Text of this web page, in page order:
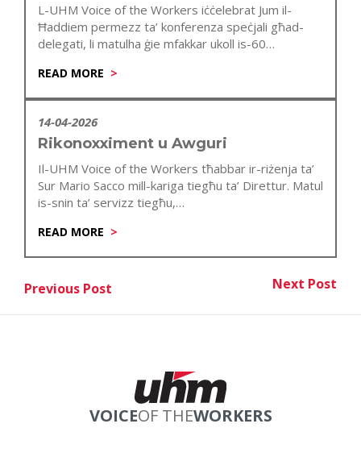
L-UHM Voice of the Workers iċċelebrat Jum il-
Ħaddiem permezz ta’ konferenza speċjali għad-
delegati, li matulha ġie mfakkar ukoll is-60
READ MORE
14-04-2026
Rikonoxximent u Awguri
Il-UHM Voice of the Workers tħabbar ir-riżenja ta’
Sur Mario Sacco mill-kariga tiegħu ta’ Direttur. Matul
is-snin ta’ servizz tiegħu,…
READ MORE
Post
navigation
Previous Post
Previous Post Next Post
VOICEOF THEWORKERS